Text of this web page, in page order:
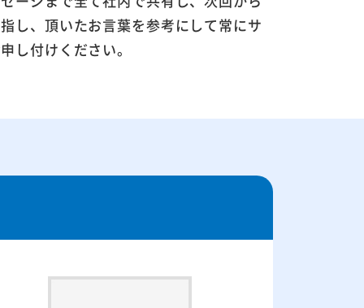
し、頂いたお言葉を参考にして常にサ
し付けください。